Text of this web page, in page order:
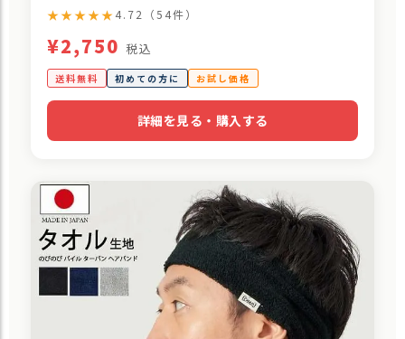
★★★★★4.72（54件）
¥2,750 税込
送料無料 初めての方に お試し価格
詳細を見る・購入する